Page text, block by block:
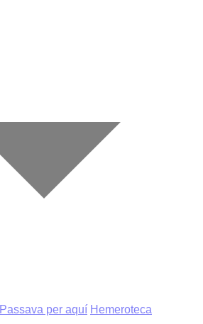
Passava per aquí Hemeroteca